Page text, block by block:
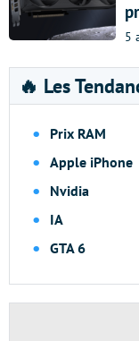
5
🔥 Les
Prix RAM
Apple iPhone
Nvidia
IA
GTA 6